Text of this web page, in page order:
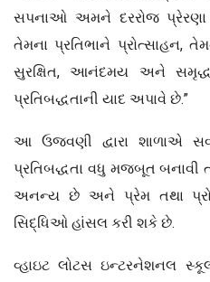
સપનાઓ અમને દરરોજ
તેમના પ્રતિભાને પ્રોત્સાહન,
સુરક્ષિત, આનંદમય અને સમૃદ્ધ
પ્રતિબદ્ધતાની યાદ અપાવે છે.”
આ ઉજવણી દ્વારા શાળાએ
પ્રતિબદ્ધતા વધુ મજબૂત
અનન્ય છે અને પ્રેમ તથા
સિદ્ધિઓ હાંસલ કરી શકે છે.
વ્હાઇટ લોટસ ઇન્ટરનેશનલ